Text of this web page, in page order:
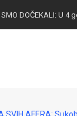
SVIH AFERA: